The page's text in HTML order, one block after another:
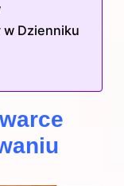
Dzienniku